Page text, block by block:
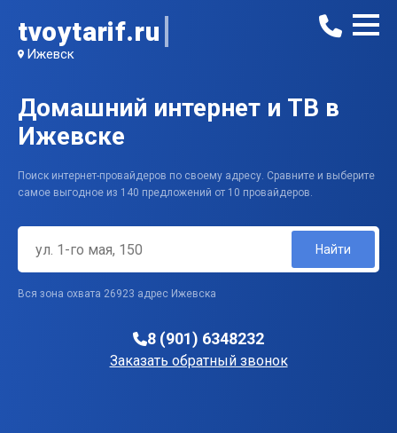
tvoytarif.ru
Ижевск
Домашний интернет и ТВ в
Ижевске
Поиск интернет-провайдеров по своему адресу. Сравните и выберите
самое выгодное из 140 предложений от 10 провайдеров.
Найти
Вся зона охвата 26923 адрес Ижевска
8 (901) 6348232
Заказать обратный звонок